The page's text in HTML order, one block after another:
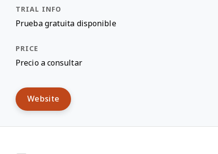
Prueba gratuita disponible
Precio a consultar
Website